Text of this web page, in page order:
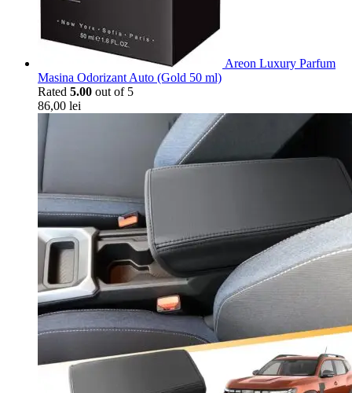
Areon Luxury Parfum
Masina Odorizant Auto (Gold 50 ml)
Rated 5.00 out of 5
86,00 lei